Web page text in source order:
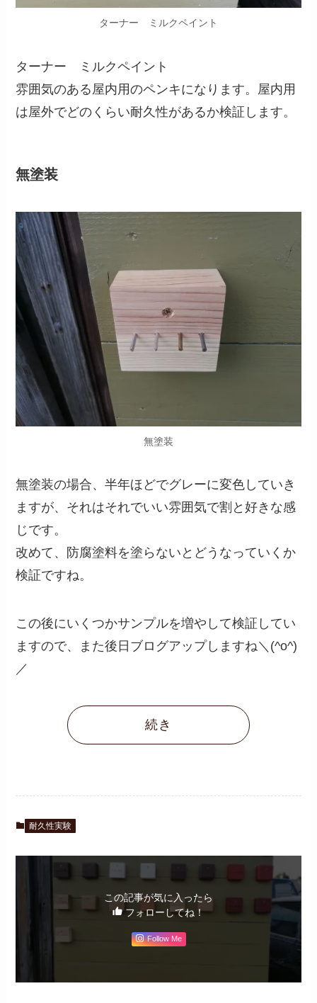
ターナー ミルクペイント
ターナー ミルクペイント
雰囲気のある屋内用のペンキになります。屋内用
は屋外でどのくらい耐久性があるか検証します。
無塗装
無塗装
無塗装の場合、半年ほどでグレーに変色していき
ますが、それはそれでいい雰囲気で割と好きな感
じです。
改めて、防腐塗料を塗らないとどうなっていくか
検証ですね。
この後にいくつかサンプルを増やして検証してい
ますので、また後日ブログアップしますね＼(^o^)
／
続き
耐久性実験
この記事が気に入ったら
フォローしてね！
Follow Me